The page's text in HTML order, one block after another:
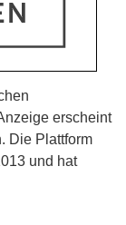
erscheint
Die Plattform
und hat